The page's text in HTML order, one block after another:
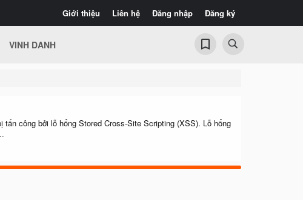
Giới thiệu Liên hệ Đăng nhập Đăng ký
VINH DANH
công bởi lỗ hổng Stored Cross-Site Scripting (XSS). Lỗ hổng